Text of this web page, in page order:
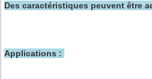
Des caractéristiques peuvent être
Applications :